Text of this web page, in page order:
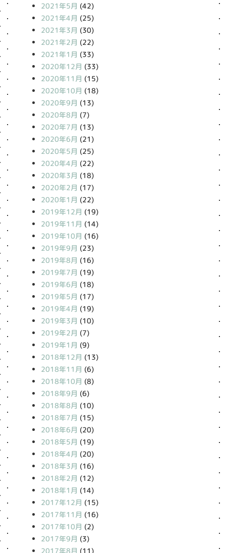
2021年5月 (42)
2021年4月 (25)
2021年3月 (30)
2021年2月 (22)
2021年1月 (33)
2020年12月 (33)
2020年11月 (15)
2020年10月 (18)
2020年9月 (13)
2020年8月 (7)
2020年7月 (13)
2020年6月 (21)
2020年5月 (25)
2020年4月 (22)
2020年3月 (18)
2020年2月 (17)
2020年1月 (22)
2019年12月 (19)
2019年11月 (14)
2019年10月 (16)
2019年9月 (23)
2019年8月 (16)
2019年7月 (19)
2019年6月 (18)
2019年5月 (17)
2019年4月 (19)
2019年3月 (10)
2019年2月 (7)
2019年1月 (9)
2018年12月 (13)
2018年11月 (6)
2018年10月 (8)
2018年9月 (6)
2018年8月 (10)
2018年7月 (15)
2018年6月 (20)
2018年5月 (19)
2018年4月 (20)
2018年3月 (16)
2018年2月 (12)
2018年1月 (14)
2017年12月 (15)
2017年11月 (16)
2017年10月 (2)
2017年9月 (3)
2017年8月 (11)